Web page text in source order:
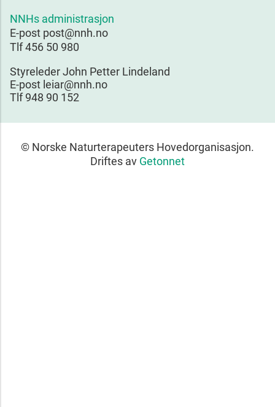
NNHs administrasjon
E-post post@nnh.no
Tlf 456 50 980
Styreleder John Petter Lindeland
E-post leiar@nnh.no
Tlf 948 90 152
© Norske Naturterapeuters Hovedorganisasjon.
Driftes av Getonnet